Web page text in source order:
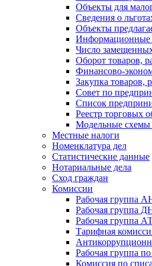
Объекты для
Сведения о
Объекты
Информационные
Число
Оборот товаров,
Финансово-
Закупка товаров,
Совет по
Список
Реестр торговых
Модельные схемы
Местные налоги
Номенклатура дел
Статистические данные
Нотариальные дела
Сход граждан
Комиссии
Рабочая группа
Рабочая группа
Рабочая группа
Тарифная
Рабочая группа
Комиссия по